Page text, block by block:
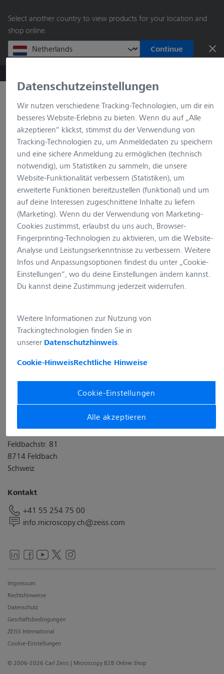
Select another country to view products for your location and
shop online.
Continue
Home Impressum
Impressum
Carl Zeiss AG
Feldbachstr. 81
Schweiz
E-Mail:info.microscopy.ch@zeiss.com
Geschäftsführung:
Simon Hees
Sitz der Gesellschaft: Feldbach
Carl Zeiss AG
Feldbachstr. 81
8714 Feldbach
Schweiz
Kontakt
+41 55 254 75 00
info.microscopy.ch@zeiss.com
© 2006-2026 Carl Zeiss | Microscopy B2B Online Shop
Impressum
Rechtshinweise
Datenschutz
Geschäftsbedingungen
ZEISS International
Cookie-Einstellungen
Datenschutzeinstellungen
Wir nutzen verschiedene Tracking-Technologien, um dir ein
besseres Website-Erlebnis zu bieten. Wenn du auf „Alle
akzeptieren“ klickst, stimmst du der Verwendung von
Tracking-Technologien zu, um Anmeldedaten zu speichern
und eine sichere Anmeldung zu ermöglichen (technisch
notwendig), um Statistiken zu sammeln, die unsere
Website-Funktionalität verbessern (Statistiken), um
erweiterte Funktionen bereitzustellen (funktional) und um
auf deine Interessen zugeschnittene Inhalte zu liefern
(Marketing). Wenn du der Verwendung von Marketing-
Cookies zustimmst, erlaubst du uns auch, Browser-
Fingerprinting-Technologien zu aktivieren, um die Website-
Analyse und Leistungserkenntnisse zu verbessern. Weitere
Infos und Anpassungsoptionen findest du unter „Cookie-
Einstellungen“, wo du deine Einstellungen ändern kannst.
Du kannst deine Zustimmung jederzeit widerrufen.
Weitere Informationen zur Nutzung von
Trackingtechnologien finden Sie in
unserer Datenschutzhinweis.
Cookie-HinweisRechtliche Hinweise
Cookie-Einstellungen
Alle akzeptieren